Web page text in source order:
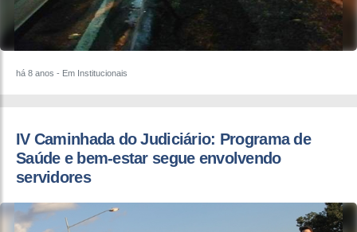
há 8 anos - Em Institucionais
IV Caminhada do Judiciário: Programa de
Saúde e bem-estar segue envolvendo
servidores